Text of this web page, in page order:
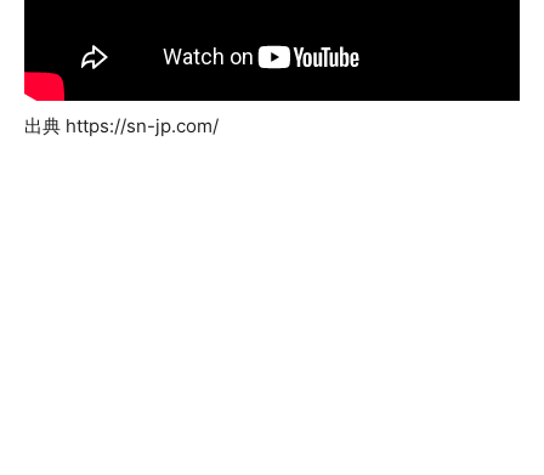
出典 https://sn-jp.com/